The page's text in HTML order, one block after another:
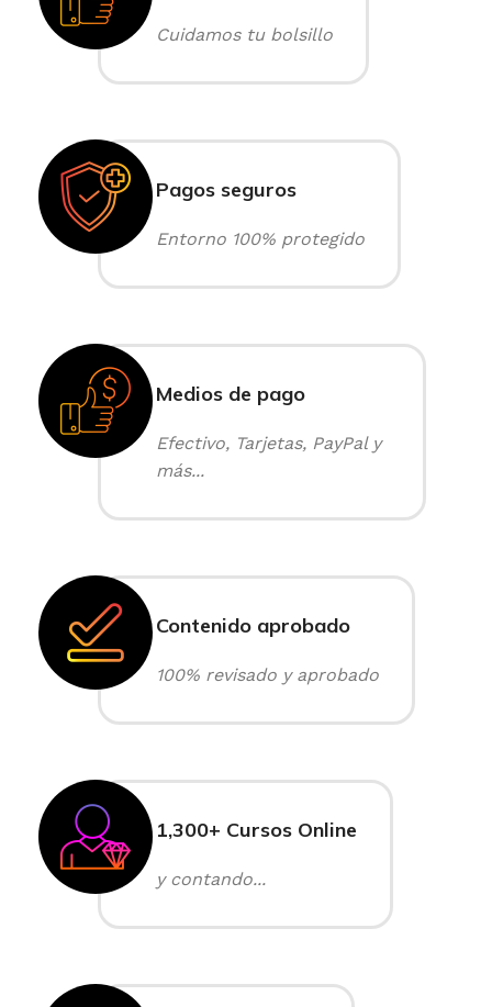
Cuidamos tu bolsillo
Pagos seguros
Entorno 100% protegido
Medios de pago
Efectivo, Tarjetas, PayPal y
más...
Contenido aprobado
100% revisado y aprobado
1,300+ Cursos Online
y contando...